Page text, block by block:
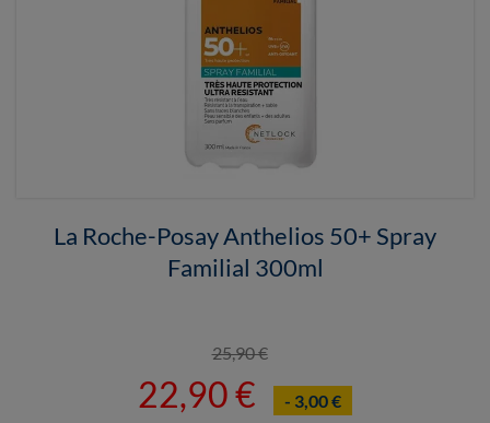
La Roche-Posay Anthelios 50+ Spray
Familial 300ml
25,90 €
22,90 € - 3,00 €